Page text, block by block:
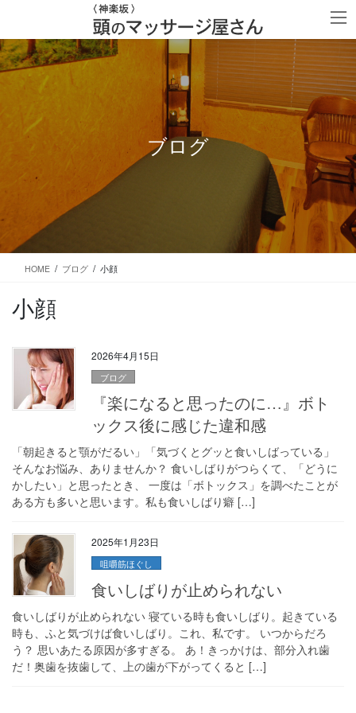
テ
ン
ツ
に
ゲ
ー
シ
ョ
ブログ
HOME ブログ 小顔
小顔
2026年4月15日
ブログ
『楽になると思ったのに…』ボト
ックス後に感じた違和感
「朝起きると顎がだるい」「気づくとグッと食いしばっている」
そんなお悩み、ありませんか？ 食いしばりがつらくて、「どうに
かしたい」と思ったとき、 一度は「ボトックス」を調べたことが
ある方も多いと思います。私も食いしばり癖 […]
2025年1月23日
咀嚼筋ほぐし
食いしばりが止められない
食いしばりが止められない 寝ている時も食いしばり。起きている
時も、ふと気づけば食いしばり。これ、私です。 いつからだろ
う？ 思いあたる原因が多すぎる。 あ！きっかけは、部分入れ歯
だ！奥歯を抜歯して、上の歯が下がってくると […]